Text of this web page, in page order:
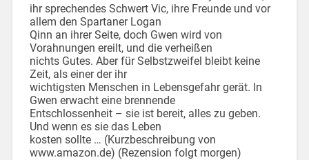
ihr sprechendes Schwert Vic, ihre Freunde und vor
allem den Spartaner Logan
Qinn an ihrer Seite, doch Gwen wird von
Vorahnungen ereilt, und die verheißen
nichts Gutes. Aber für Selbstzweifel bleibt keine
Zeit, als einer der ihr
wichtigsten Menschen in Lebensgefahr gerät. In
Gwen erwacht eine brennende
Entschlossenheit – sie ist bereit, alles zu geben.
Und wenn es sie das Leben
kosten sollte … (Kurzbeschreibung von
www.amazon.de) (Rezension folgt morgen)